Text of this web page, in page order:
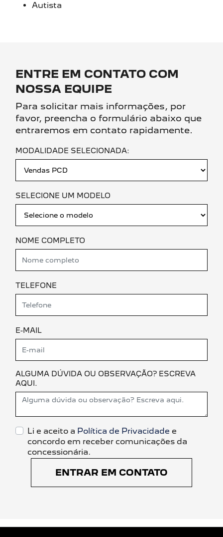
Autista
ENTRE EM CONTATO COM
NOSSA EQUIPE
Para solicitar mais informações, por
favor, preencha o formulário abaixo que
entraremos em contato rapidamente.
MODALIDADE SELECIONADA:
SELECIONE UM MODELO
NOME COMPLETO
TELEFONE
E-MAIL
ALGUMA DÚVIDA OU OBSERVAÇÃO? ESCREVA
AQUI.
Li e aceito a Política de Privacidade e
concordo em receber comunicações da
concessionária.
ENTRAR EM CONTATO